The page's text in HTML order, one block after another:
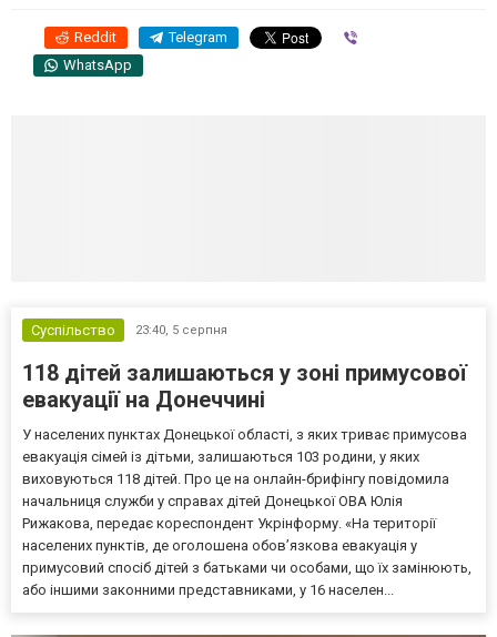
Reddit Telegram
WhatsApp
Суспільство 23:40, 5 серпня
118 дітей залишаються у зоні примусової
евакуації на Донеччині
У населених пунктах Донецької області, з яких триває примусова
евакуація сімей із дітьми, залишаються 103 родини, у яких
виховуються 118 дітей. Про це на онлайн-брифінгу повідомила
начальниця служби у справах дітей Донецької ОВА Юлія
Рижакова, передає кореспондент Укрінформу. «На території
населених пунктів, де оголошена обов’язкова евакуація у
примусовий спосіб дітей з батьками чи особами, що їх замінюють,
або іншими законними представниками, у 16 населен...